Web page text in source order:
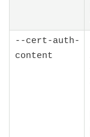
--cert-auth-
content